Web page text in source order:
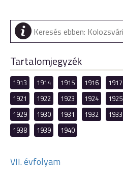
Tartalomjegyzék
1913 1914 1915 1916 1917
1921
1922 1923 1924 1925
1929
1930 1931 1932 1933
1938
1939 1940
VII. évfolyam